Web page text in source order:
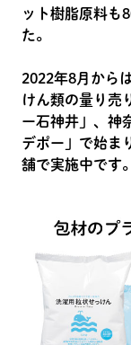
ット樹脂原料も
た。
2022年8月から
けん類の量り売
ー石神井」、神
デポー」で始ま
舗で実施中です。